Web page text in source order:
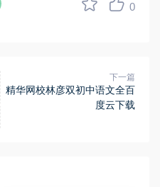
0
下一篇
精华网校林彦双初中语文全百
度云下载